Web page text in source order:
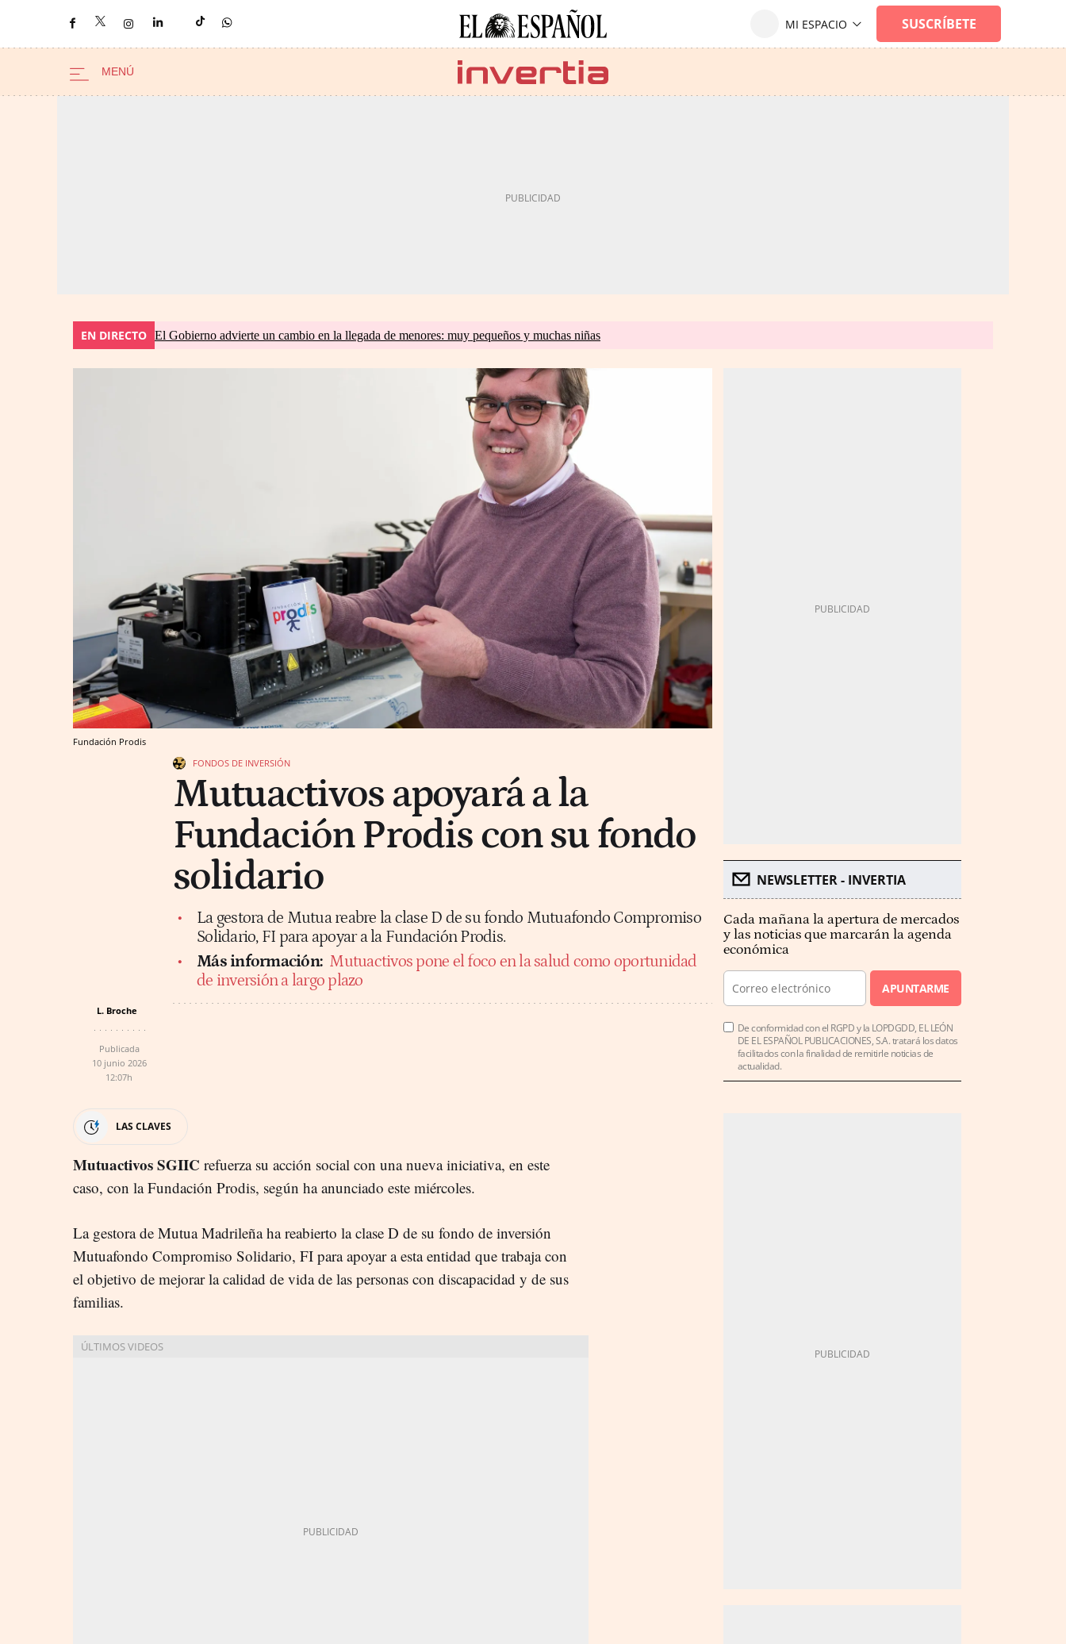
EN DIRECTO El Gobierno advierte un cambio en la llegada de menores: muy pequeños y muchas niñas
Fundación Prodis
FONDOS DE INVERSIÓN
Mutuactivos apoyará a la
Fundación Prodis con su fondo
solidario
La gestora de Mutua reabre la clase D de su fondo Mutuafondo Compromiso
Solidario, FI para apoyar a la Fundación Prodis.
Más información: Mutuactivos pone el foco en la salud como oportunidad
de inversión a largo plazo
L. Broche
Publicada
10 junio 2026
12:07h
LAS CLAVES
Mutuactivos SGIIC refuerza su acción social con una nueva iniciativa, en este
caso, con la Fundación Prodis, según ha anunciado este miércoles.
La gestora de Mutua Madrileña ha reabierto la clase D de su fondo de inversión
Mutuafondo Compromiso Solidario, FI para apoyar a esta entidad que trabaja con
el objetivo de mejorar la calidad de vida de las personas con discapacidad y de sus
familias.
NEWSLETTER - INVERTIA
Cada mañana la apertura de mercados
y las noticias que marcarán la agenda
económica
APUNTARME
De conformidad con el RGPD y la LOPDGDD, EL LEÓN
DE EL ESPAÑOL PUBLICACIONES, S.A. tratará los datos
facilitados con la finalidad de remitirle noticias de
actualidad.